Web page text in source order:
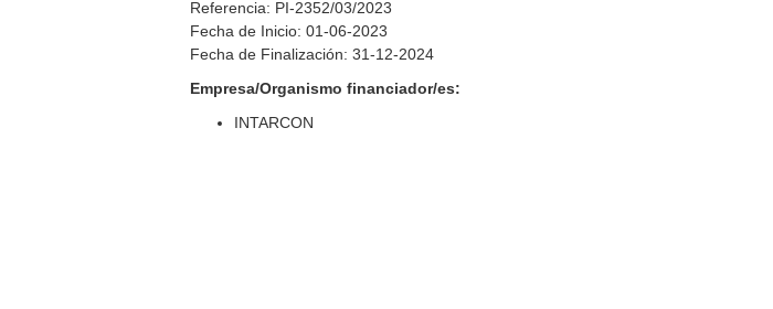
Referencia: PI-2352/03/2023
Fecha de Inicio: 01-06-2023
Fecha de Finalización: 31-12-2024
Empresa/Organismo financiador/es:
INTARCON